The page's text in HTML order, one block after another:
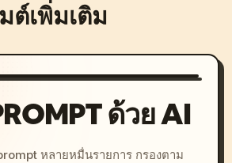
ต์เพิ่มเติม
ด้วย AI
หลายหมื่นรายการ กรองตาม